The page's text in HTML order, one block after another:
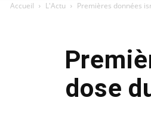
Accueil L'Actu Premières données
dose